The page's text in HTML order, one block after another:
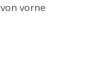
vorne